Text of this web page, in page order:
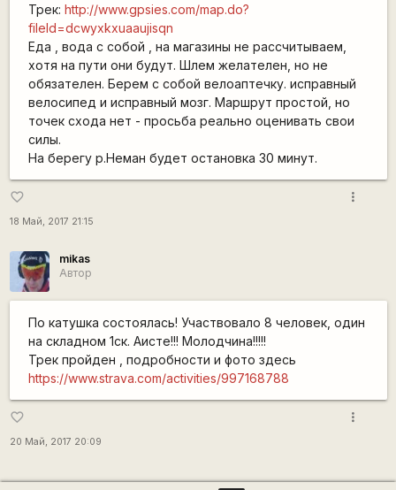
Трек: http://www.gpsies.com/map.do?
fileId=dcwyxkxuaaujisqn
Еда , вода с собой , на магазины не рассчитываем,
хотя на пути они будут. Шлем желателен, но не
обязателен. Берем с собой велоаптечку. исправный
велосипед и исправный мозг. Маршрут простой, но
точек схода нет - просьба реально оценивать свои
силы.
На берегу р.Неман будет остановка 30 минут.
favorite_border
18 Май, 2017 21:15
more_vert
mikas
Автор
По катушка состоялась! Участвовало 8 человек, один
на складном 1ск. Аисте!!! Молодчина!!!!!
Трек пройден , подробности и фото здесь
https://www.strava.com/activities/997168788
favorite_border
20 Май, 2017 20:09
more_vert